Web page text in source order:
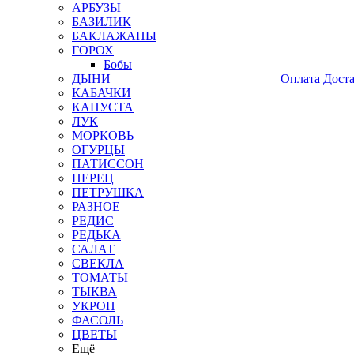
АРБУЗЫ
БАЗИЛИК
БАКЛАЖАНЫ
ГОРОХ
Бобы
ДЫНИ
КАБАЧКИ
КАПУСТА
ЛУК
МОРКОВЬ
ОГУРЦЫ
ПАТИССОН
ПЕРЕЦ
ПЕТРУШКА
РАЗНОЕ
РЕДИС
РЕДЬКА
САЛАТ
СВЕКЛА
ТОМАТЫ
ТЫКВА
УКРОП
ФАСОЛЬ
ЦВЕТЫ
Ещё
Оплата